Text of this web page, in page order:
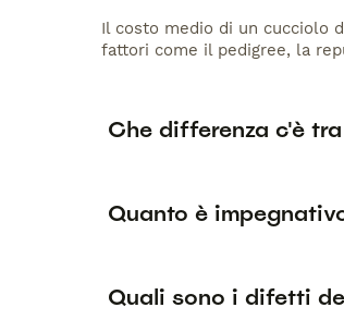
Il costo medio di un cucciolo
fattori come il pedigree, la
Che differenza c'è
Quanto è
Quali sono i difetti